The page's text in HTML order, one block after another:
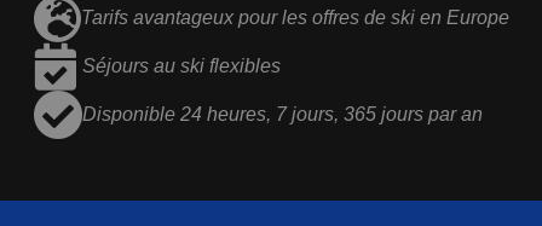
Tarifs avantageux pour les offres de ski en Europe
Séjours au ski flexibles
Disponible 24 heures, 7 jours, 365 jours par an